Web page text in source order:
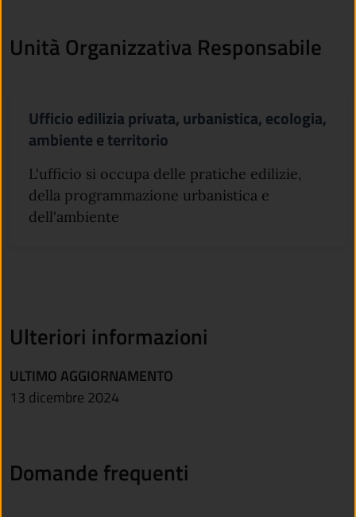
Unità Organizzativa Responsabile
Ufficio edilizia privata, urbanistica, ecologia,
ambiente e territorio
L'ufficio si occupa delle pratiche edilizie,
della programmazione urbanistica e
dell'ambiente
Ulteriori informazioni
ULTIMO AGGIORNAMENTO
13 dicembre 2024
Domande frequenti